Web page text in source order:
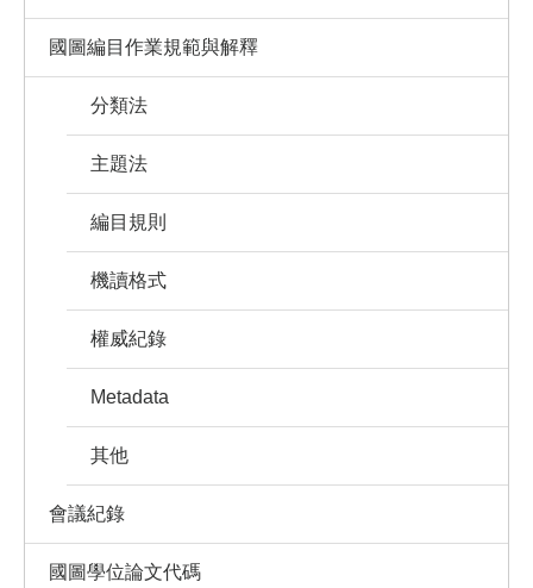
國圖編目作業規範與解釋
分類法
主題法
編目規則
機讀格式
權威紀錄
Metadata
其他
會議紀錄
國圖學位論文代碼